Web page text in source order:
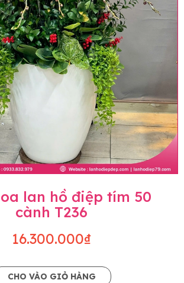
lan hồ điệp tím 50
cành T236
16.300.000₫
CHO VÀO GIỎ HÀNG